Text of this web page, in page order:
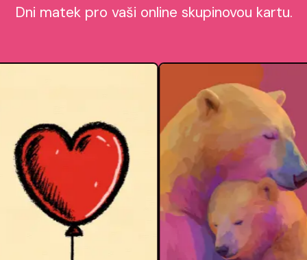
Dni matek pro vaši online skupinovou kartu.